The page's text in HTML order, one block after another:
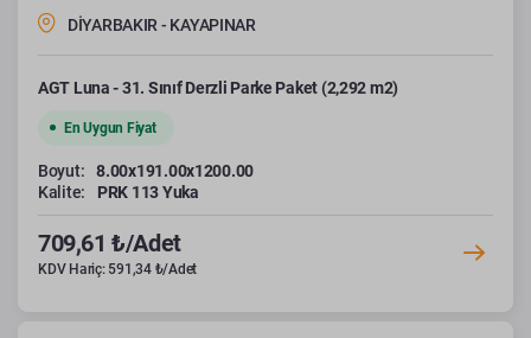
DİYARBAKIR - KAYAPINAR
AGT Luna - 31. Sınıf Derzli Parke Paket (2,292 m2)
En Uygun Fiyat
Boyut:
8.00x191.00x1200.00
Kalite:
PRK 113 Yuka
709,61 ₺/Adet
KDV Hariç: 591,34 ₺/Adet